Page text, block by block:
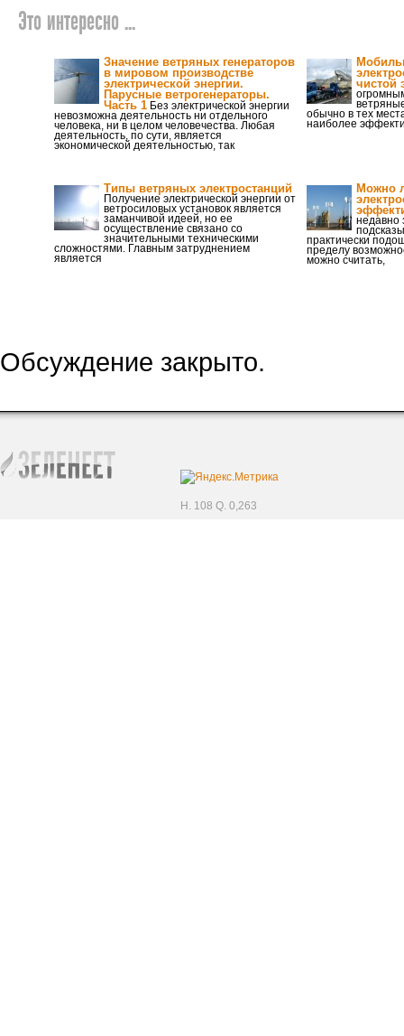
Это интересно ...
Значение ветряных генераторов
в мировом производстве
электрической энергии.
Парусные ветрогенераторы.
Часть 1 Без электрической энергии
невозможна деятельность ни отдельного
человека, ни в целом человечества. Любая
деятельность, по сути, является
экономической деятельностью, так
чистой
обычно в тех
наиболее
Типы ветряных электростанций
Получение электрической энергии от
ветросиловых установок является
заманчивой идеей, но ее
осуществление связано со
значительными техническими
сложностями. Главным затруднением
является
Можно
недавно
практически
пределу
можно считать,
Обсуждение закрыто.
H. 108 Q. 0,263